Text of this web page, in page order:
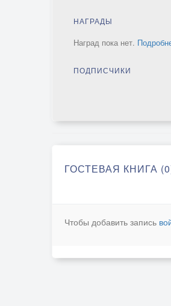
НАГРАДЫ
Наград пока нет.
ПОДПИСЧИКИ
ГОСТЕВАЯ КНИГА
Чтобы добавить запись